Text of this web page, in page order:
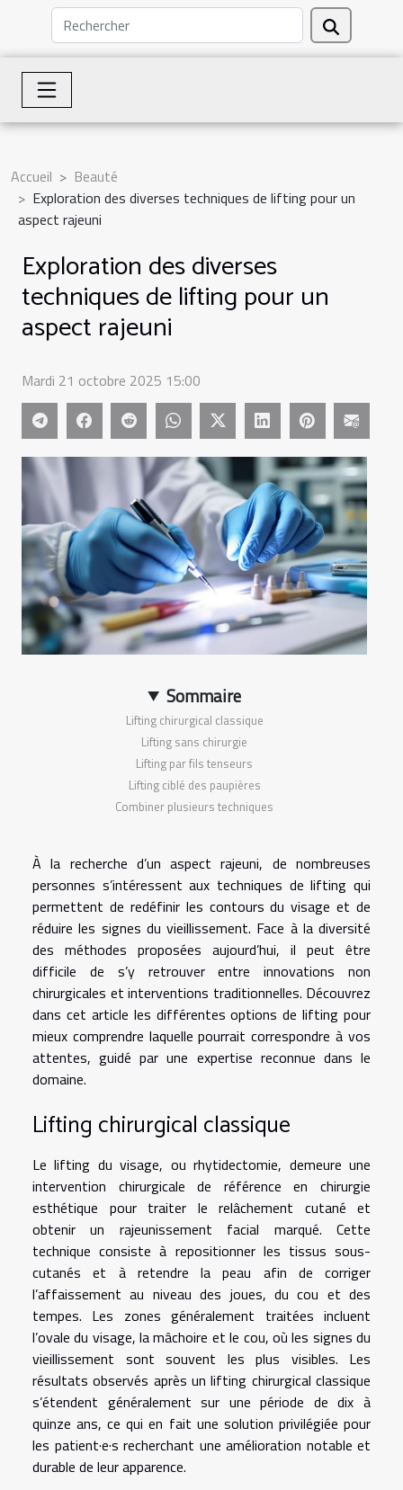
Accueil
Beauté
Exploration des diverses techniques de lifting pour un
aspect rajeuni
Exploration des diverses
techniques de lifting pour un
aspect rajeuni
Mardi 21 octobre 2025 15:00
Sommaire
Lifting chirurgical classique
Lifting sans chirurgie
Lifting par fils tenseurs
Lifting ciblé des paupières
Combiner plusieurs techniques
À la recherche d’un aspect rajeuni, de nombreuses
personnes s’intéressent aux techniques de lifting qui
permettent de redéfinir les contours du visage et de
réduire les signes du vieillissement. Face à la diversité
des méthodes proposées aujourd’hui, il peut être
difficile de s’y retrouver entre innovations non
chirurgicales et interventions traditionnelles. Découvrez
dans cet article les différentes options de lifting pour
mieux comprendre laquelle pourrait correspondre à vos
attentes, guidé par une expertise reconnue dans le
domaine.
Lifting chirurgical classique
Le lifting du visage, ou rhytidectomie, demeure une
intervention chirurgicale de référence en chirurgie
esthétique pour traiter le relâchement cutané et
obtenir un rajeunissement facial marqué. Cette
technique consiste à repositionner les tissus sous-
cutanés et à retendre la peau afin de corriger
l’affaissement au niveau des joues, du cou et des
tempes. Les zones généralement traitées incluent
l’ovale du visage, la mâchoire et le cou, où les signes du
vieillissement sont souvent les plus visibles. Les
résultats observés après un lifting chirurgical classique
s’étendent généralement sur une période de dix à
quinze ans, ce qui en fait une solution privilégiée pour
les patient·e·s recherchant une amélioration notable et
durable de leur apparence.